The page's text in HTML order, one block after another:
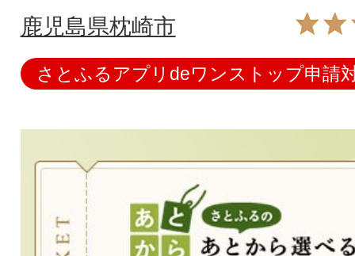
鹿児島県枕崎市
さとふるアプリdeワンストップ申請